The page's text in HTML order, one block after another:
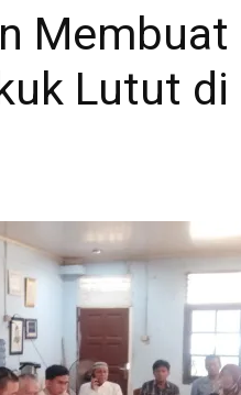
Membuat
Lutut di